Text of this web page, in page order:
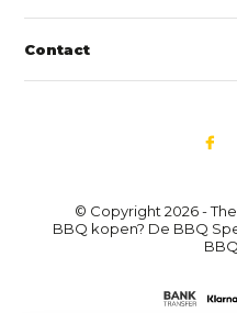
Contact
© Copyright 2026 -
BBQ kopen? De BBQ